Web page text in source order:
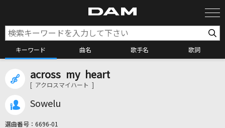
キーワード 曲名 歌手名 歌詞
カラオケ検索
across my heart
[ アクロスマイハート ]
Sowelu
選曲番号： 6696-01